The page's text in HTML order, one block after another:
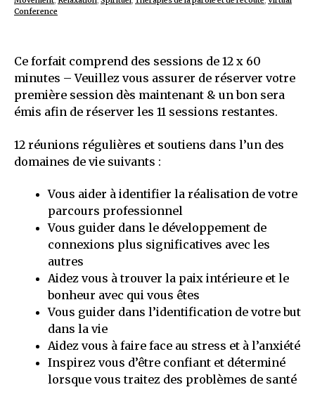
Conference
Ce forfait comprend des sessions de 12 x 60
minutes – Veuillez vous assurer de réserver votre
première session dès maintenant & un bon sera
émis afin de réserver les 11 sessions restantes.
12 réunions régulières et soutiens dans l’un des
domaines de vie suivants :
Vous aider à identifier la réalisation de votre
parcours professionnel
Vous guider dans le développement de
connexions plus significatives avec les
autres
Aidez vous à trouver la paix intérieure et le
bonheur avec qui vous êtes
Vous guider dans l’identification de votre but
dans la vie
Aidez vous à faire face au stress et à l’anxiété
Inspirez vous d’être confiant et déterminé
lorsque vous traitez des problèmes de santé